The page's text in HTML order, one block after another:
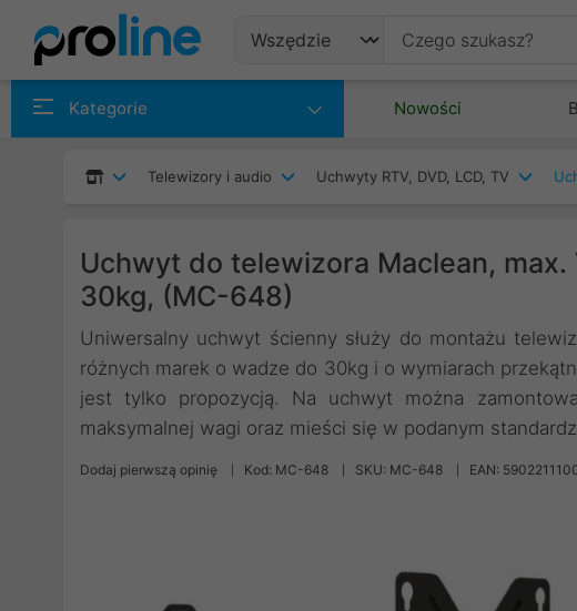
Kategorie Nowości
Telewizory i audio Uchwyty RTV, DVD, LCD, TV
Uchwyt do telewizora Maclean,
30kg, (MC-648)
Uniwersalny uchwyt ścienny służy do montażu
różnych marek o wadze do 30kg i o wymiarach
jest tylko propozycją. Na uchwyt można
maksymalnej wagi oraz mieści się w podanym
Dodaj pierwszą opinię Kod: MC-648 SKU: MC-648 EAN: